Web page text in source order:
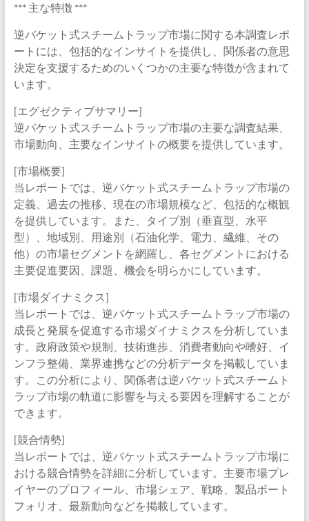
*** 主な特徴 ***
逆バケット式スチームトラップ市場に関する本調査レポ
ートには、包括的なインサイトを提供し、関係者の意思
決定を支援するためのいくつかの主要な特徴が含まれて
います。
[エグゼクティブサマリー]
逆バケット式スチームトラップ市場の主要な調査結果、
市場動向、主要なインサイトの概要を提供しています。
[市場概要]
当レポートでは、逆バケット式スチームトラップ市場の
定義、過去の推移、現在の市場規模など、包括的な概観
を提供しています。また、タイプ別（垂直型、水平
型）、地域別、用途別（石油化学、電力、繊維、その
他）の市場セグメントを網羅し、各セグメントにおける
主要促進要因、課題、機会を明らかにしています。
[市場ダイナミクス]
当レポートでは、逆バケット式スチームトラップ市場の
成長と発展を促進する市場ダイナミクスを分析していま
す。政府政策や規制、技術進歩、消費者動向や嗜好、イ
ンフラ整備、業界連携などの分析データを掲載していま
す。この分析により、関係者は逆バケット式スチームト
ラップ市場の軌道に影響を与える要因を理解することが
できます。
[競合情勢]
当レポートでは、逆バケット式スチームトラップ市場に
おける競合情勢を詳細に分析しています。主要市場プレ
イヤーのプロフィール、市場シェア、戦略、製品ポート
フォリオ、最新動向などを掲載しています。